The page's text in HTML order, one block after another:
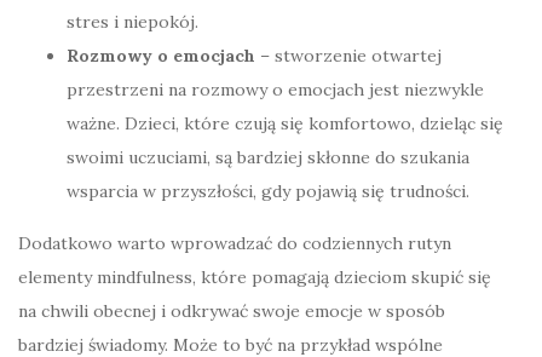
stres i niepokój.
Rozmowy o emocjach – stworzenie otwartej
przestrzeni na rozmowy o emocjach jest niezwykle
ważne. Dzieci, które czują się komfortowo, dzieląc się
swoimi uczuciami, są bardziej skłonne do szukania
wsparcia w przyszłości, gdy pojawią się trudności.
Dodatkowo warto wprowadzać do codziennych rutyn
elementy mindfulness, które pomagają dzieciom skupić się
na chwili obecnej i odkrywać swoje emocje w sposób
bardziej świadomy. Może to być na przykład wspólne